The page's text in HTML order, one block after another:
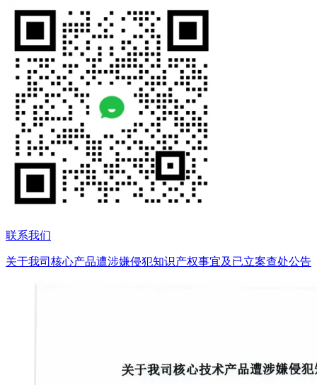
联系我们
关于我司核心产品遭涉嫌侵犯知识产权事宜及已立案查处公告